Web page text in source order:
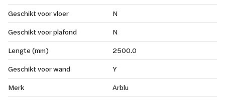
Geschikt voor vloer
N
Geschikt voor plafond
N
Lengte (mm)
2500.0
Geschikt voor wand
Y
Merk
Arblu